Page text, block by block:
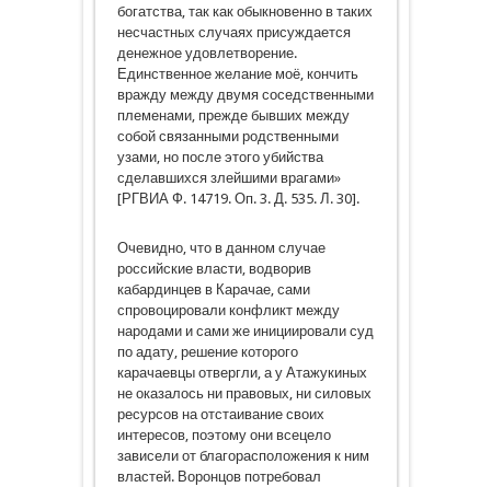
богатства, так как обыкновенно в таких
несчастных случаях присуждается
денежное удовлетворение.
Единственное желание моё, кончить
вражду между двумя соседственными
племенами, прежде бывших между
собой связанными родственными
узами, но после этого убийства
сделавшихся злейшими врагами»
[РГВИА Ф. 14719. Оп. 3. Д. 535. Л. 30].
Очевидно, что в данном случае
российские власти, водворив
кабардинцев в Карачае, сами
спровоцировали конфликт между
народами и сами же инициировали суд
по адату, решение которого
карачаевцы отвергли, а у Атажукиных
не оказалось ни правовых, ни силовых
ресурсов на отстаивание своих
интересов, поэтому они всецело
зависели от благорасположения к ним
властей. Воронцов потребовал